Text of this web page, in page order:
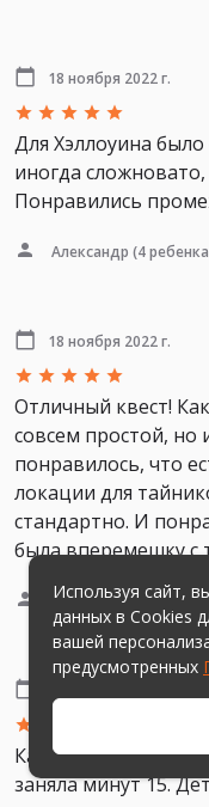
18 ноября 2022 г.
Для Хэллоуина
иногда
Понравились
Александр (4
18 ноября 2022 г.
Отличный квест!
совсем простой, но
понравилось, что
локации для
стандартно. И
была вперемешку с
Vetka(2 детей 8 лет)
Как и всегда, очень
заняла минут 15.
Используя сайт,
данных в Cookies
вашей
предусмотренных